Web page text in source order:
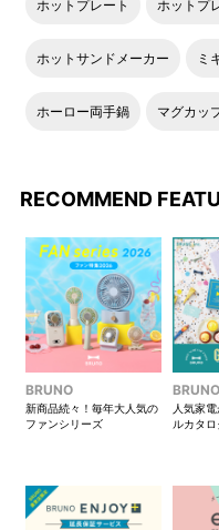
リーフ
ホットプレート ホットプ
ホットサンドメーカー ミ
ホーロー両手鍋 マグカッ
RECOMMEND
BRUNO
新商品続々！毎年大人気の
ファンシリーズ
人気家
ルカタロ